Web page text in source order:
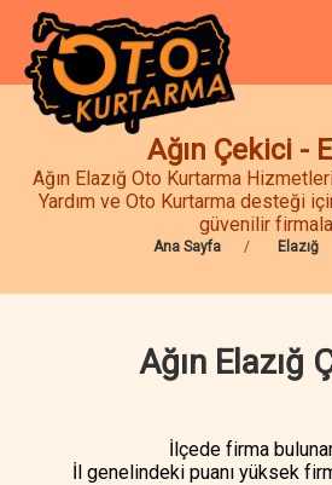
Ağın Çekici -
Ağın Elazığ Oto Kurtarma
Yardım ve Oto Kurtarma desteği
güvenilir
Ana Sayfa Elazığ
Ağın Elazığ
İlçede firma
İl genelindeki puanı yüksek